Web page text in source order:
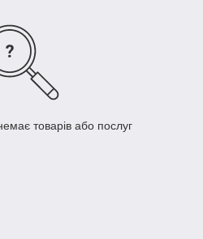
товарів або послуг